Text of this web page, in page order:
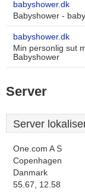
babyshower.dk
Babyshower -
babyshower.dk
Min personlig sut
Babyshower
Server
Server
One.com A S
Copenhagen
Danmark
55.67, 12.58